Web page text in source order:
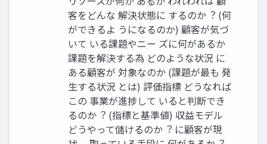
客をどんな 解決状態に するのか︖ (何
ができるよ うになるのか) 顧客が気づ
いて いる課題やニー ズに何があるか
課題を解決する為 どのような状況 に
ある顧客が 対象なのか (課題が最も 発
⽣する状況 とは) 評価指標 どうなれば
この 事業が進捗して いると判断でき
るのか︖ (指標と基準値) 収益モデル
どうやって儲けるのか︖ に顧客が現